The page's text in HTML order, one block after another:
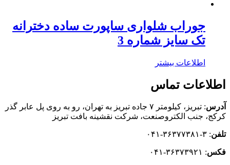
جوراب شلواری ساپورت ساده دخترانه
تک سایز شماره 3
اطلاعات بیشتر
اطلاعات تماس
آدرس
: تبریز، كيلومتر ۷ جاده تبريز به تهران، رو به روی پل عابر گذر
کرکج، جنب الکتروصنعت، شركت نقشينه بافت تبريز
تلفن: ۳-۳۶۳۷۷۳۸۱-۰۴۱
فکس: ۳۶۳۷۳۹۲۱-۰۴۱